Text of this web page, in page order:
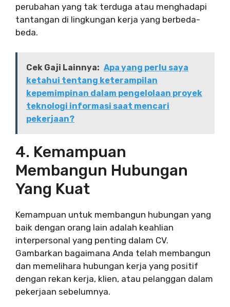
perubahan yang tak terduga atau menghadapi
tantangan di lingkungan kerja yang berbeda-
beda.
Cek Gaji Lainnya: Apa yang perlu saya
ketahui tentang keterampilan
kepemimpinan dalam pengelolaan proyek
teknologi informasi saat mencari
pekerjaan?
4. Kemampuan
Membangun Hubungan
Yang Kuat
Kemampuan untuk membangun hubungan yang
baik dengan orang lain adalah keahlian
interpersonal yang penting dalam CV.
Gambarkan bagaimana Anda telah membangun
dan memelihara hubungan kerja yang positif
dengan rekan kerja, klien, atau pelanggan dalam
pekerjaan sebelumnya.